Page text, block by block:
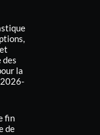
des
la
fin
de